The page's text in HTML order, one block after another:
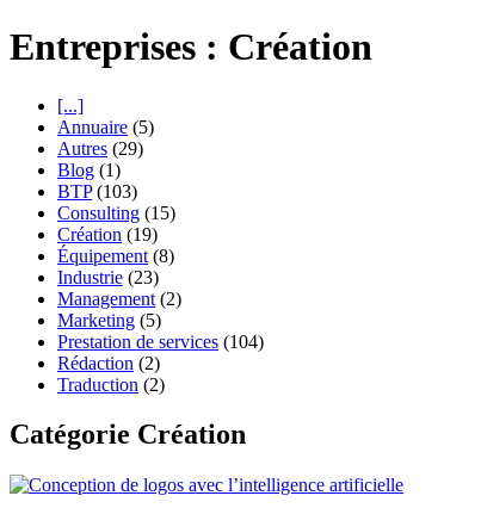
Entreprises : Création
[...]
Annuaire (5)
Autres (29)
Blog (1)
BTP(103)
Consulting (15)
Création (19)
Équipement (8)
Industrie (23)
Management (2)
Marketing (5)
Prestation de services (104)
Rédaction (2)
Traduction (2)
Catégorie Création